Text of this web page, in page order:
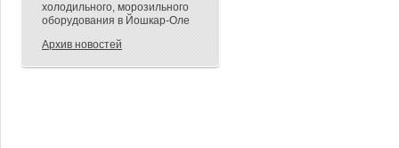
холодильного, морозильного
оборудования в Йошкар-Оле
Архив новостей